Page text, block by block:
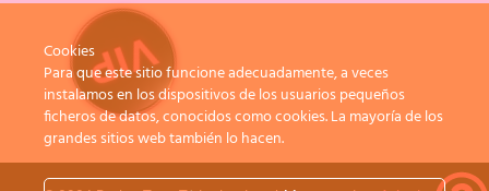
Cookies
Para que este sitio funcione adecuadamente, a veces
instalamos en los dispositivos de los usuarios pequeños
ficheros de datos, conocidos como cookies. La mayoría de los
grandes sitios web también lo hacen.